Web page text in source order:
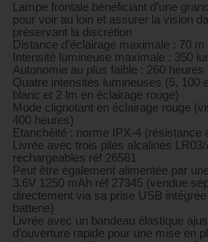
Lampe frontale bénéficiant d’une
pour voir au loin et assurer la vision
préservant la discrétion
Distance d’éclairage maximale : 70 m
Intensité lumineuse maximale : 350
Autonomie au plus faible : 260 heures
Quatre intensités lumineuses (5, 100
blanc et 2 lm en éclairage rouge)
Mode clignotant en éclairage rouge
400 heures)
Etanchéité : norme IPX-4 (résistance
Livrée avec trois piles alcalines
rechargeables réf 26581
Peut être également alimentée par
3.6V 1250 mAh réf 27345 (vendue
directement via sa prise USB
batterie)
Livrée avec un bandeau élastique
d’ouverture rapide pour une mise en